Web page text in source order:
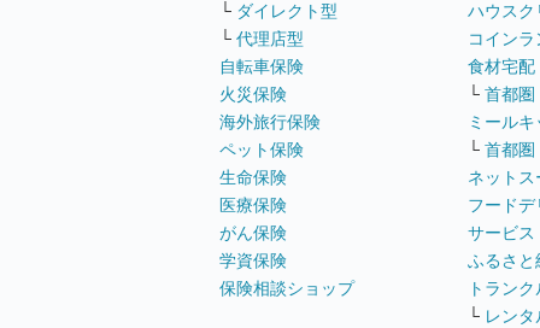
└ ダイレクト型
└ 代理店型
自転車保険
火災保険
海外旅行保険
ペット保険
生命保険
医療保険
がん保険
学資保険
保険相談ショップ
ハウスク
コイン
食材宅配
└ 首都圏
ミールキ
└ 首都圏
ネットス
フード
サービス
ふるさと
トラン
└ レン